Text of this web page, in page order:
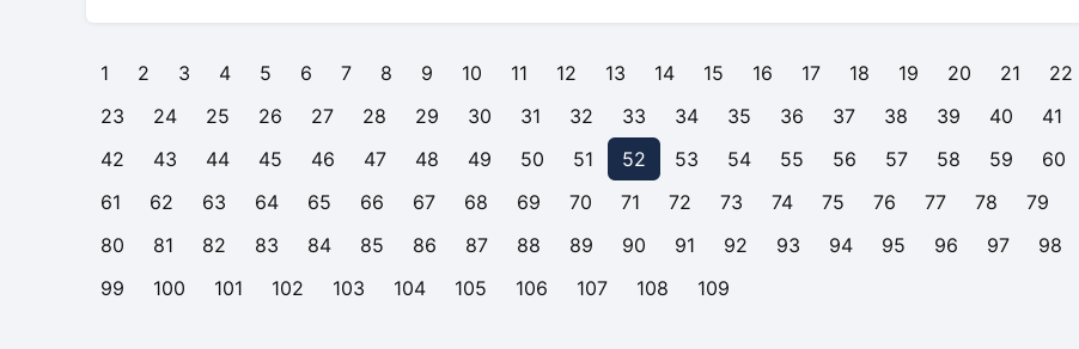
1 2 3 4 5 6 7 8 9 10 11 12 13 14 15 16 17 18 19 20 21
22
23
24 25 26 27 28 29 30 31 32 33 34 35 36 37 38 39 40
41
42
43 44 45 46 47 48 49 50 51 52 53 54 55 56 57 58 59
60
61
62 63 64 65 66 67 68 69 70 71 72 73 74 75 76 77 78
79
80
81 82 83 84 85 86 87 88 89 90 91 92 93 94 95 96 97
98
99
100 101 102 103 104 105 106 107 108 109